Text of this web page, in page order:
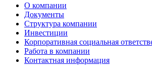
О компании
Документы
Структура компании
Инвестиции
Корпоративная социальная
Работа в компании
Контактная информация